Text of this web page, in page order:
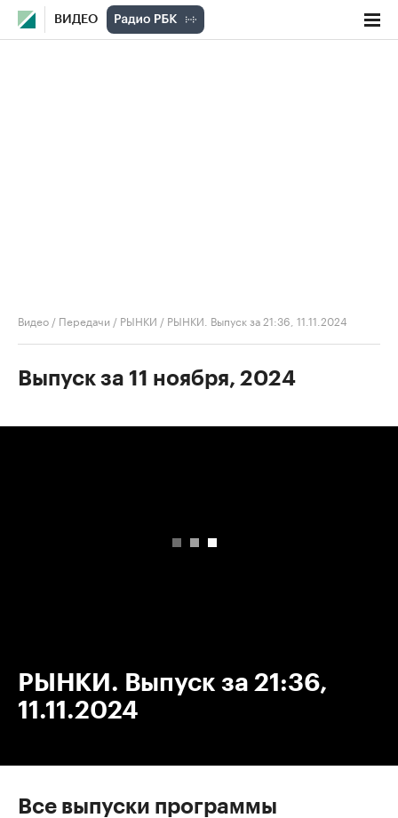
ВИДЕО
Видео / Передачи / РЫНКИ / РЫНКИ. Выпуск за 21:36, 11.11.2024
Выпуск за 11 ноября, 2024
РЫНКИ. Выпуск за 21:36,
11.11.2024
Все выпуски программы